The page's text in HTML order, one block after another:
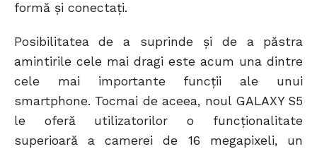
formă și conectați.
Posibilitatea de a suprinde și de a păstra
amintirile cele mai dragi este acum una dintre
cele mai importante funcții ale unui
smartphone. Tocmai de aceea, noul GALAXY S5
le oferă utilizatorilor o funcționalitate
superioară a camerei de 16 megapixeli, un